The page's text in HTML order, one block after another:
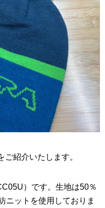
紹介いたします。
）です。生地は50％
ニットを使用しておりま